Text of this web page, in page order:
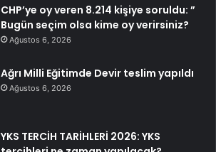
CHP’ye oy veren 8.214 kişiye soruldu: ”
Bugün seçim olsa kime oy verirsiniz?
Ağustos 6, 2026
Ağrı Milli Eğitimde Devir teslim yapıldı
Ağustos 6, 2026
YKS TERCİH TARİHLERİ 2026: YKS